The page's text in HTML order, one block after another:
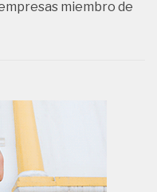
miembro de